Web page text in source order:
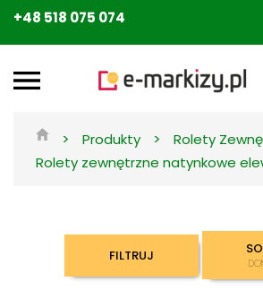
+48 518 075 074
> Produkty > Rolety
Rolety zewnętrzne natynkowe
FILTRUJ